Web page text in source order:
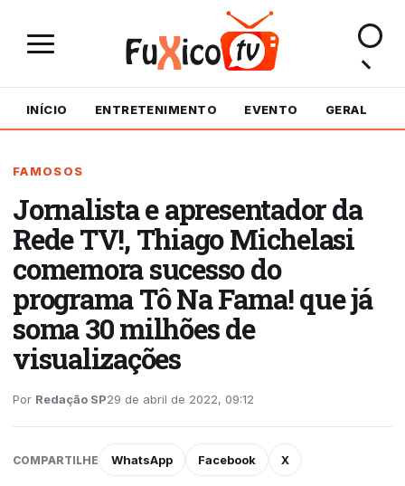
INÍCIO ENTRETENIMENTO EVENTO GERAL
FAMOSOS
Jornalista e apresentador da
Rede TV!, Thiago Michelasi
comemora sucesso do
programa Tô Na Fama! que já
soma 30 milhões de
visualizações
Por Redação SP29 de abril de 2022, 09:12
COMPARTILHE WhatsApp Facebook X